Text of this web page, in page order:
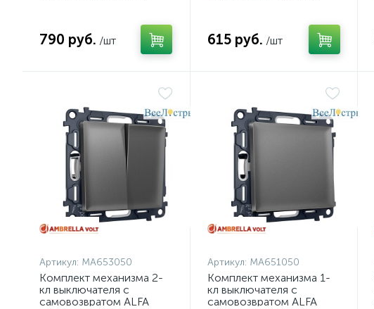
MA903050 (AP9030,
VM129)
790 руб. /шт
MA901050 (AP9010,
VM113)
615 руб. /шт
Артикул: MA653050
Комплект механизма 2-
кл выключателя с
самовозвратом ALFA
Артикул: MA651050
Комплект механизма 1-
кл выключателя с
самовозвратом ALFA